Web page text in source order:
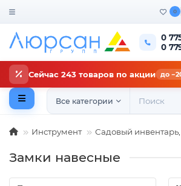
0
0
0
Сейчас 243 товаров по акции до
Все категории
Инструмент Садовый
Замки навесные